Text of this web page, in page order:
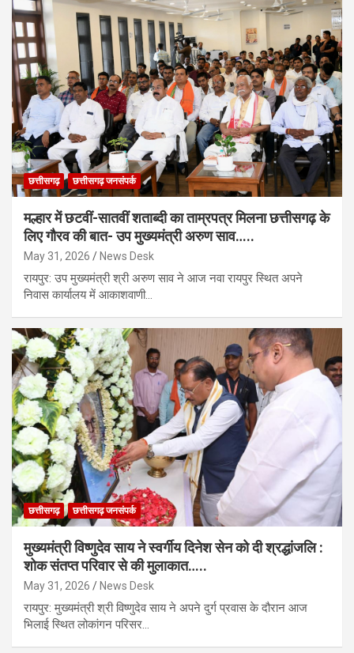
छत्तीसगढ़ छत्तीसगढ़ जनसंपर्क
मल्हार में छटवीं-सातवीं शताब्दी का ताम्रपत्र मिलना छत्तीसगढ़ के
लिए गौरव की बात- उप मुख्यमंत्री अरुण साव…..
May 31, 2026 News Desk
रायपुर: उप मुख्यमंत्री श्री अरुण साव ने आज नवा रायपुर स्थित अपने
निवास कार्यालय में आकाशवाणी…
छत्तीसगढ़ छत्तीसगढ़ जनसंपर्क
मुख्यमंत्री विष्णुदेव साय ने स्वर्गीय दिनेश सेन को दी श्रद्धांजलि :
शोक संतप्त परिवार से की मुलाकात…..
May 31, 2026 News Desk
रायपुर: मुख्यमंत्री श्री विष्णुदेव साय ने अपने दुर्ग प्रवास के दौरान आज
भिलाई स्थित लोकांगन परिसर…